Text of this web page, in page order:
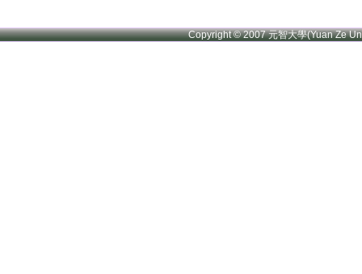
Copyright © 2007 元智大學(Yuan Ze